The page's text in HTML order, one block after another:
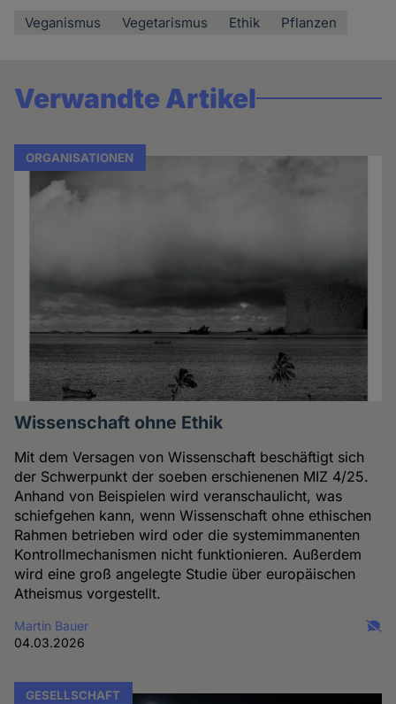
Veganismus Vegetarismus Ethik Pflanzen
Verwandte Artikel
ORGANISATIONEN
Wissenschaft ohne Ethik
Mit dem Versagen von Wissenschaft beschäftigt sich
der Schwerpunkt der soeben erschienenen MIZ 4/25.
Anhand von Beispielen wird veranschaulicht, was
schiefgehen kann, wenn Wissenschaft ohne ethischen
Rahmen betrieben wird oder die systemimmanenten
Kontrollmechanismen nicht funktionieren. Außerdem
wird eine groß angelegte Studie über europäischen
Atheismus vorgestellt.
Martin Bauer
04.03.2026
GESELLSCHAFT